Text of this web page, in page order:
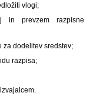
vlogi;
in prevzem razpisne
za dodelitev sredstev;
razpisa;